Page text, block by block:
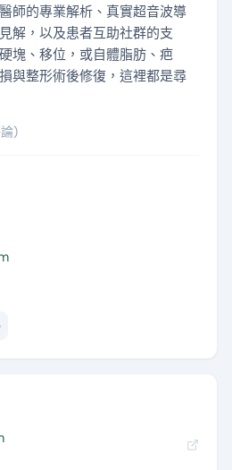
師的專業解析、真實超音波導
解，以及患者互助社群的支
塊、移位，或自體脂肪、疤
與整形術後修復，這裡都是尋
)